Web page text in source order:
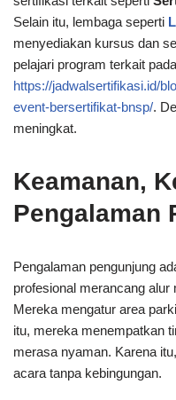
Selain itu, lembaga seperti
menyediakan kursus dan
pelajari program terkait
https://jadwalsertifikasi.id/
event-bersertifikat-bnsp/.
meningkat.
Keamanan,
Pengalaman
Pengalaman pengunjung
profesional merancang alur
Mereka mengatur area
itu, mereka menempatkan
merasa nyaman. Karena
acara tanpa kebingungan.